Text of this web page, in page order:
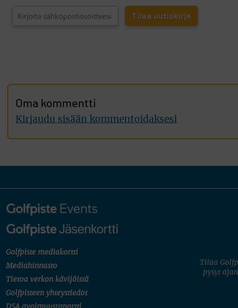
Oma kommentti
Kirjaudu sisään kommentoidaksesi
Golfpiste mediakortti
Mediahinnasto
Tietoa verkon kävijöistä
Golfpisteen yhteystiedot
Tilaa
pysyt